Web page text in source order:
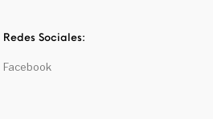
Redes Sociales:
Facebook